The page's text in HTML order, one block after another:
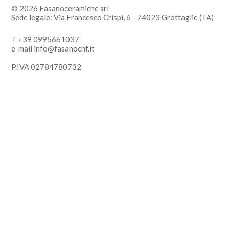
© 2026 Fasanoceramiche srl
Sede legale: Via Francesco Crispi, 6 - 74023 Grottaglie (TA)
T +39 0995661037
e-mail info@fasanocnf.it
P.IVA 02784780732